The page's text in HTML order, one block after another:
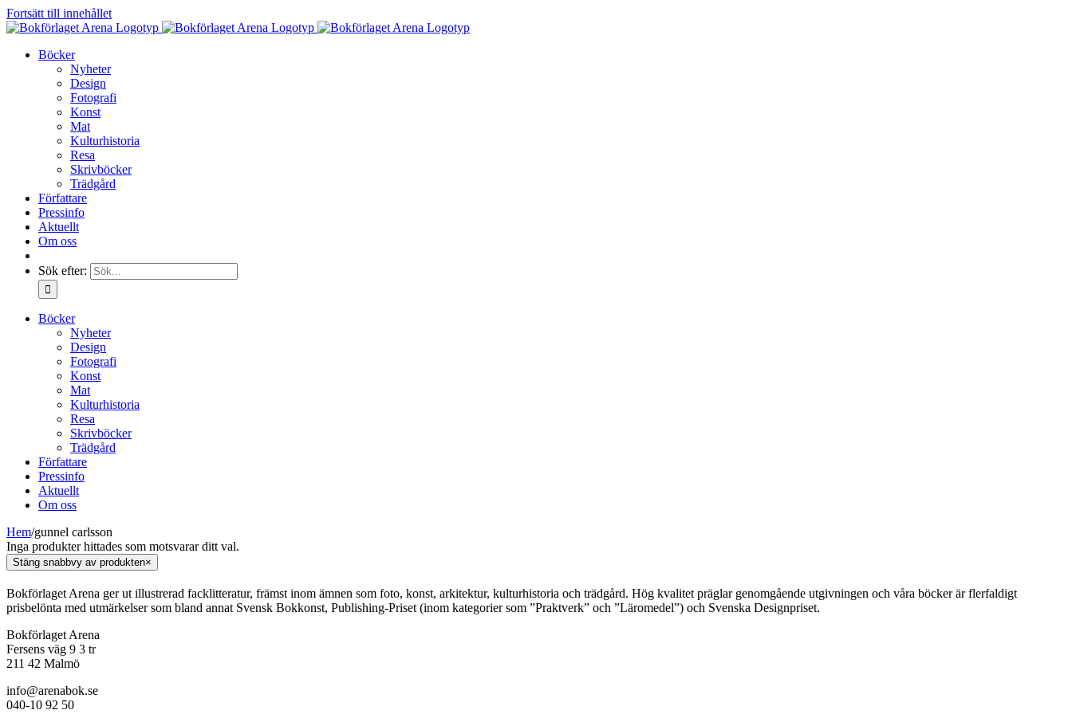
Fortsätt till innehållet
Böcker
Nyheter
Design
Fotografi
Konst
Mat
Kulturhistoria
Resa
Skrivböcker
Trädgård
Författare
Pressinfo
Aktuellt
Om oss
Sök efter:
Böcker
Nyheter
Design
Fotografi
Konst
Mat
Kulturhistoria
Resa
Skrivböcker
Trädgård
Författare
Pressinfo
Aktuellt
Om oss
Hem/gunnel carlsson
Inga produkter hittades som motsvarar ditt val.
Stäng snabbvy av produkten×
Bokförlaget Arena ger ut illustrerad facklitteratur, främst inom ämnen som foto, konst, arkitektur, kulturhistoria och trädgård. Hög kvalitet präglar genomgående utgivningen och våra böcker är flerfaldigt
prisbelönta med utmärkelser som bland annat Svensk Bokkonst, Publishing-Priset (inom kategorier som ”Praktverk” och ”Läromedel”) och Svenska Designpriset.
Bokförlaget Arena
Fersens väg 9 3 tr
211 42 Malmö
info@arenabok.se
040-10 92 50